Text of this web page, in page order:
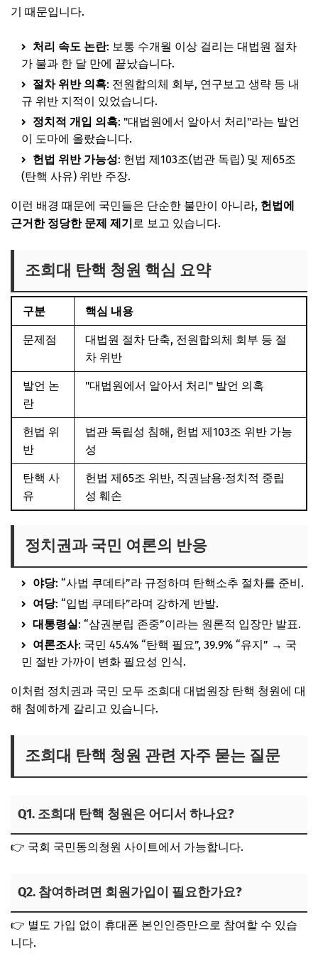
기 때문입니다.
처리 속도 논란: 보통 수개월 이상 걸리는 대법원 절차
가 불과 한 달 만에 끝났습니다.
절차 위반 의혹: 전원합의체 회부, 연구보고 생략 등 내
규 위반 지적이 있었습니다.
정치적 개입 의혹: "대법원에서 알아서 처리"라는 발언
이 도마에 올랐습니다.
헌법 위반 가능성: 헌법 제103조(법관 독립) 및 제65조
(탄핵 사유) 위반 주장.
이런 배경 때문에 국민들은 단순한 불만이 아니라, 헌법에
근거한 정당한 문제 제기 로 보고 있습니다.
조희대 탄핵 청원 핵심 요약
구분 핵심 내용
문제점
대법원 절차 단축, 전원합의체 회부 등 절
차 위반
발언 논
란
"대법원에서 알아서 처리" 발언 의혹
헌법 위
반
법관 독립성 침해, 헌법 제103조 위반 가능
성
탄핵 사
유
헌법 제65조 위반, 직권남용·정치적 중립
성 훼손
정치권과 국민 여론의 반응
야당: “사법 쿠데타”라 규정하며 탄핵소추 절차를 준비.
여당: “입법 쿠데타”라며 강하게 반발.
대통령실: “삼권분립 존중”이라는 원론적 입장만 발표.
여론조사: 국민 45.4% “탄핵 필요”, 39.9% “유지” → 국
민 절반 가까이 변화 필요성 인식.
이처럼 정치권과 국민 모두 조희대 대법원장 탄핵 청원에 대
해 첨예하게 갈리고 있습니다.
조희대 탄핵 청원 관련 자주 묻는 질문
Q1. 조희대 탄핵 청원은 어디서 하나요?
👉 국회 국민동의청원 사이트에서 가능합니다.
Q2. 참여하려면 회원가입이 필요한가요?
👉 별도 가입 없이 휴대폰 본인인증만으로 참여할 수 있습
니다.